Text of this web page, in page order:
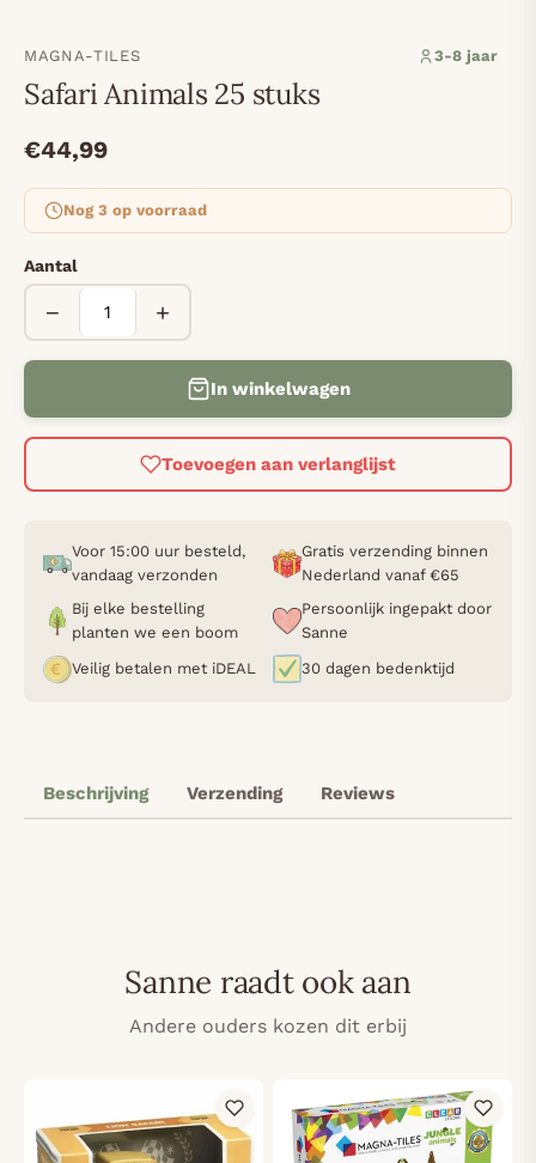
MAGNA-TILES 3-8 jaar
Safari Animals 25 stuks
€44,99
Nog 3 op voorraad
Aantal
− +
In winkelwagen
Toevoegen aan verlanglijst
Voor 15:00 uur besteld,
vandaag verzonden
Gratis verzending binnen
Nederland vanaf €65
Bij elke bestelling
planten we een boom
Persoonlijk ingepakt door
Sanne
Veilig betalen met iDEAL
30 dagen bedenktijd
Beschrijving Verzending Reviews
Sanne raadt ook aan
Andere ouders kozen dit erbij